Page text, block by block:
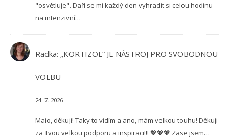
"osvětluje". Daří se mi každý den vyhradit si celou hodinu
na intenzivní…
Radka: „KORTIZOL“ JE NÁSTROJ PRO SVOBODNOU
VOLBU
24. 7. 2026
Maio, děkuji! Taky to vidím a ano, mám velkou touhu! Děkuji
za Tvou velkou podporu a inspiraci!!! 💖💖💖 Zase jsem…